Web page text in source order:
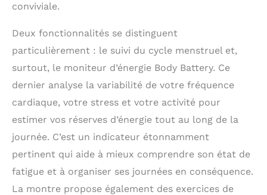
de bracelet, y compris
le cuir et le silicone,
trouver la pièce
parfaite pour
s'adapter à votre look
conviviale.
Deux fonctionnalités se distinguent
particulièrement : le suivi du cycle menstruel et,
surtout, le moniteur d’énergie Body Battery. Ce
dernier analyse la variabilité de votre fréquence
cardiaque, votre stress et votre activité pour
estimer vos réserves d’énergie tout au long de la
journée. C’est un indicateur étonnamment
pertinent qui aide à mieux comprendre son état de
fatigue et à organiser ses journées en conséquence.
La montre propose également des exercices de